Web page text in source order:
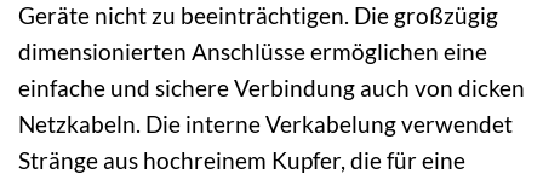
Geräte nicht zu beeinträchtigen. Die großzügig
dimensionierten Anschlüsse ermöglichen eine
einfache und sichere Verbindung auch von dicken
Netzkabeln. Die interne Verkabelung verwendet
Stränge aus hochreinem Kupfer, die für eine